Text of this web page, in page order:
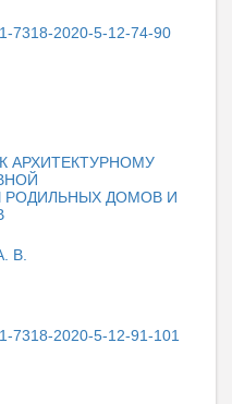
7318-2020-5-12-74-90
АРХИТЕКТУРНОМУ
РОДИЛЬНЫХ ДОМОВ И
В.
7318-2020-5-12-91-101